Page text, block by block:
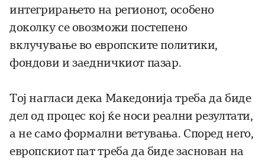
интегрирањето на регионот, особено
доколку се овозможи постепено
вклучување во европските политики,
фондови и заедничкиот пазар.
Тој нагласи дека Македонија треба да биде
дел од процес кој ќе носи реални резултати,
а не само формални ветувања. Според него,
европскиот пат треба да биде заснован на